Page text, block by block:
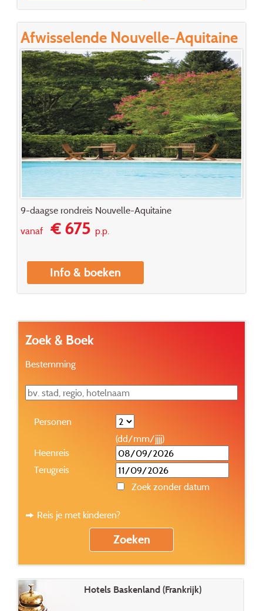
Afwisselende Nouvelle-Aquitaine
9-daagse rondreis Nouvelle-Aquitaine
vanaf€ 675p.p.
Info & boeken
Zoek & Boek
Bestemming
Personen
(dd/mm/jjjj)
Heenreis
Terugreis
Zoek zonder datum
Reis je met kinderen?
Hotels Baskenland (Frankrijk)